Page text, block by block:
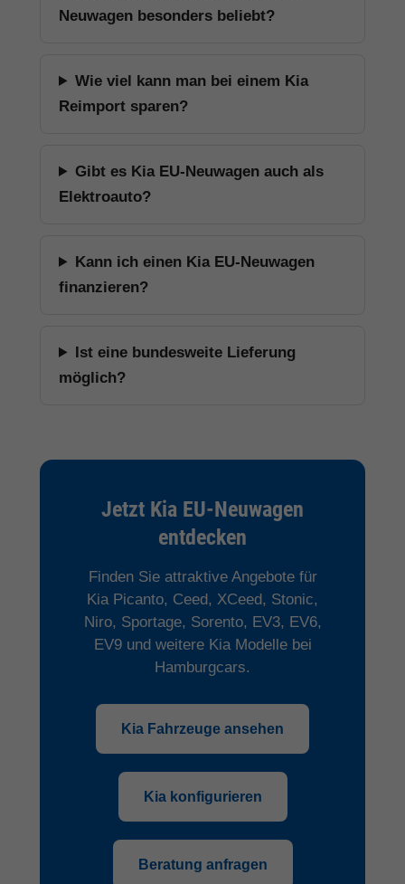
Neuwagen besonders beliebt?
Wie viel kann man bei einem Kia
Reimport sparen?
Gibt es Kia EU-Neuwagen auch als
Elektroauto?
Kann ich einen Kia EU-Neuwagen
finanzieren?
Ist eine bundesweite Lieferung
möglich?
Jetzt Kia EU-Neuwagen
entdecken
Finden Sie attraktive Angebote für
Kia Picanto, Ceed, XCeed, Stonic,
Niro, Sportage, Sorento, EV3, EV6,
EV9 und weitere Kia Modelle bei
Hamburgcars.
Kia Fahrzeuge ansehen
Kia konfigurieren
Beratung anfragen